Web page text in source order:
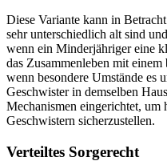
Diese Variante kann in
sehr unterschiedlich alt sind
wenn ein Minderjähriger eine
das Zusammenleben mit
wenn besondere Umstände es
Geschwister in demselben
Mechanismen eingerichtet,
Geschwistern sicherzustellen.
Verteiltes Sorgerecht